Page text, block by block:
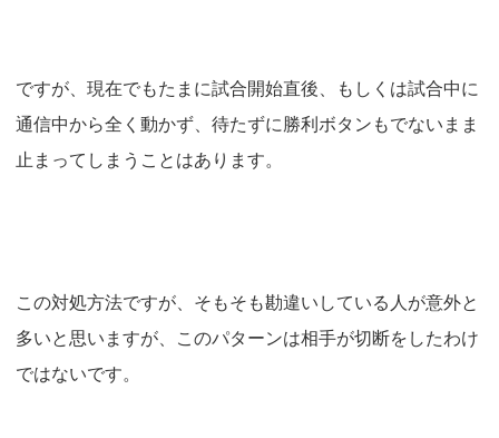
ですが、現在でもたまに試合開始直後、もしくは試合中に
通信中から全く動かず、待たずに勝利ボタンもでないまま
止まってしまうことはあります。
この対処方法ですが、そもそも勘違いしている人が意外と
多いと思いますが、このパターンは相手が切断をしたわけ
ではないです。